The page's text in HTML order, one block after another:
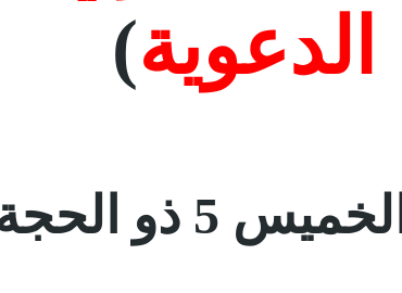
الدعوية)
الحجة 1439